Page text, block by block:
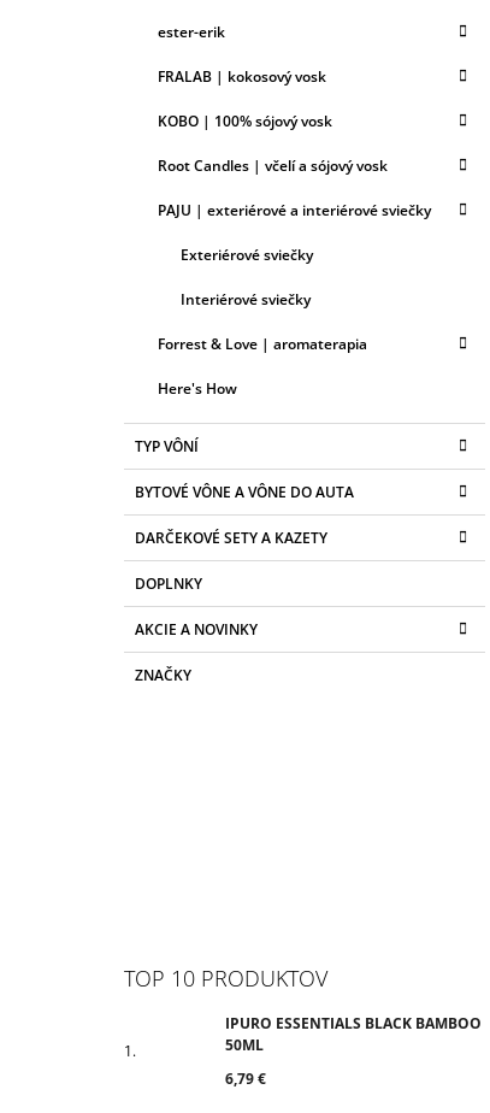
ester-erik
FRALAB | kokosový vosk
KOBO | 100% sójový vosk
Root Candles | včelí a sójový vosk
PAJU | exteriérové a interiérové sviečky
Exteriérové sviečky
Interiérové sviečky
Forrest & Love | aromaterapia
Here's How
TYP VÔNÍ
BYTOVÉ VÔNE A VÔNE DO AUTA
DARČEKOVÉ SETY A KAZETY
DOPLNKY
AKCIE A NOVINKY
ZNAČKY
TOP 10 PRODUKTOV
IPURO ESSENTIALS BLACK BAMBOO
50ML
6,79 €